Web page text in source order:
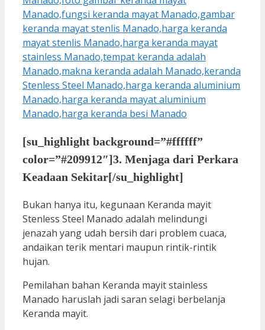
[su_highlight background=”#ffffff”
color=”#209912″]3. Menjaga dari Perkara
Keadaan Sekitar[/su_highlight]
Bukan hanya itu, kegunaan Keranda mayit
Stenless Steel Manado adalah melindungi
jenazah yang udah bersih dari problem cuaca,
andaikan terik mentari maupun rintik-rintik
hujan.
Pemilahan bahan Keranda mayit stainless
Manado haruslah jadi saran selagi berbelanja
Keranda mayit.